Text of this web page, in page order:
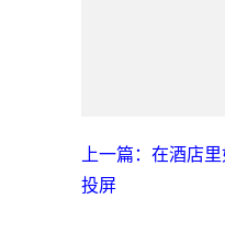
上一篇：在酒店
投屏